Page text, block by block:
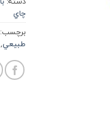
چاي
برچسب:
طبيعي,